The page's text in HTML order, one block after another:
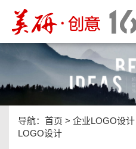
导航： 首页 > 企业LOGO设计
LOGO设计